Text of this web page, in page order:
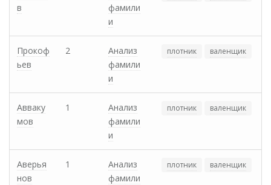
в
фамили
и
Прокоф
ьев
2
Анализ
фамили
и
плотник валенщик
Авваку
мов
1
Анализ
фамили
и
плотник валенщик
Аверья
нов
1
Анализ
фамили
плотник валенщик